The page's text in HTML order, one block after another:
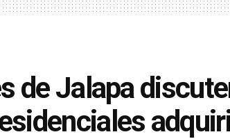
de Jalapa